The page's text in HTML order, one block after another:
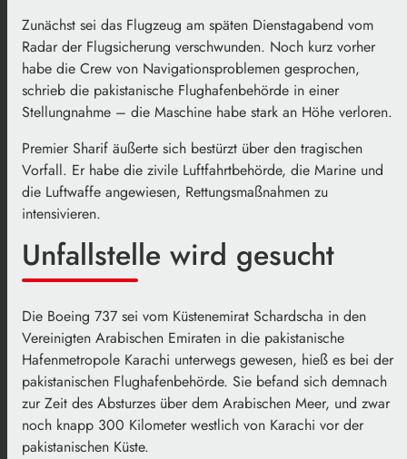
Zunächst sei das Flugzeug am späten Dienstagabend vom
Radar der Flugsicherung verschwunden. Noch kurz vorher
habe die Crew von Navigationsproblemen gesprochen,
schrieb die pakistanische Flughafenbehörde in einer
Stellungnahme – die Maschine habe stark an Höhe verloren.
Premier Sharif äußerte sich bestürzt über den tragischen
Vorfall. Er habe die zivile Luftfahrtbehörde, die Marine und
die Luftwaffe angewiesen, Rettungsmaßnahmen zu
intensivieren.
Unfallstelle wird gesucht
Die Boeing 737 sei vom Küstenemirat Schardscha in den
Vereinigten Arabischen Emiraten in die pakistanische
Hafenmetropole Karachi unterwegs gewesen, hieß es bei der
pakistanischen Flughafenbehörde. Sie befand sich demnach
zur Zeit des Absturzes über dem Arabischen Meer, und zwar
noch knapp 300 Kilometer westlich von Karachi vor der
pakistanischen Küste.